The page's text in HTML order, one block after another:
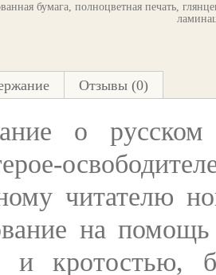
бумага, полноцветная печать,
Отзывы (0)
о
читателю
на
и кротостью,